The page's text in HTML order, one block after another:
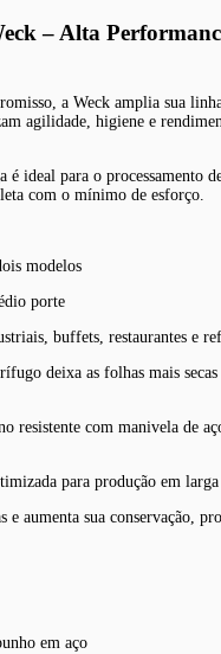
– Alta
a Weck amplia sua
agilidade, higiene e
ideal para o processamento
com o mínimo de esforço.
modelos
porte
buffets, restaurantes e
deixa as folhas mais secas
resistente com manivela de
para produção em larga
aumenta sua conservação,
em aço